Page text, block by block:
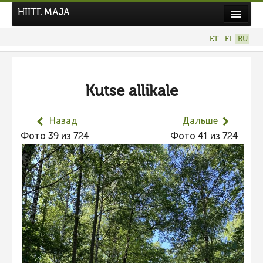
Hiite kuvavõistlus 2026
Фотоконкурс 2025
Не учитываются 2025
Видео 2025
Фотоконкурс 2024
Не учитываются 2024
Видео 2024
Фотоконкурс 2023
HIITE MAJA
ET FI RU
Kutse allikale
Назад
Фото 39 из 724
Дальше
Фото 41 из 724